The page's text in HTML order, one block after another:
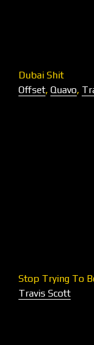
Dubai Shit
Offset, Quavo,
Stop Trying To
Travis Scott